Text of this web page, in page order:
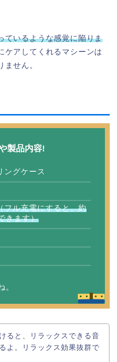
ているような感覚に陥りま
ケアしてくれるマシーンは
ません。
製品内容!
ングケース
フル充電にすると、約
きます）
。
ると、リラックスできる音
よ。リラックス効果抜群で